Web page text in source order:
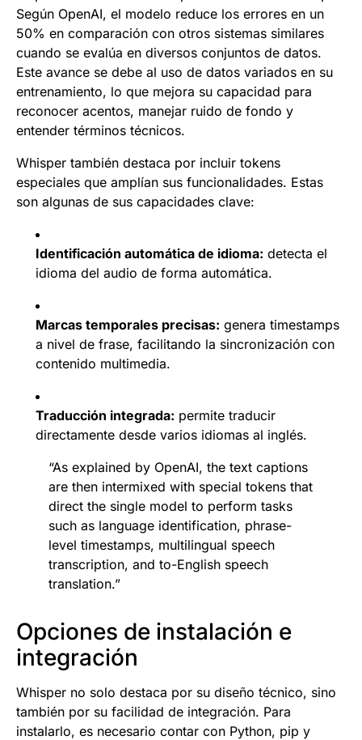
Según OpenAI, el modelo reduce los errores en un
50% en comparación con otros sistemas similares
cuando se evalúa en diversos conjuntos de datos.
Este avance se debe al uso de datos variados en su
entrenamiento, lo que mejora su capacidad para
reconocer acentos, manejar ruido de fondo y
entender términos técnicos.
Whisper también destaca por incluir tokens
especiales que amplían sus funcionalidades. Estas
son algunas de sus capacidades clave:
Identificación automática de idioma: detecta el
idioma del audio de forma automática.
Marcas temporales precisas: genera timestamps
a nivel de frase, facilitando la sincronización con
contenido multimedia.
Traducción integrada: permite traducir
directamente desde varios idiomas al inglés.
“As explained by OpenAI, the text captions
are then intermixed with special tokens that
direct the single model to perform tasks
such as language identification, phrase-
level timestamps, multilingual speech
transcription, and to-English speech
translation.”
Opciones de instalación e
integración
Whisper no solo destaca por su diseño técnico, sino
también por su facilidad de integración. Para
instalarlo, es necesario contar con Python, pip y